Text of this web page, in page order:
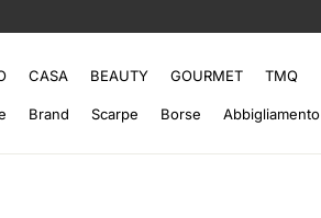
CASA BEAUTY GOURMET TMQ
Brand Scarpe Borse Abbigliamento